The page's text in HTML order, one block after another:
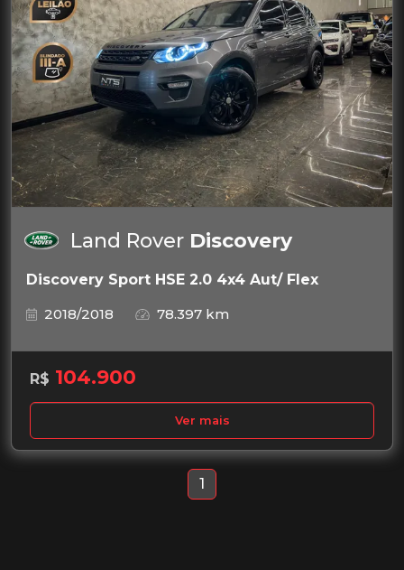
Land Rover Discovery
Discovery Sport HSE 2.0 4x4 Aut/ Flex
2018/2018
78.397 km
R$ 104.900
Ver mais
1